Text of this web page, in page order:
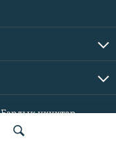
укуктар